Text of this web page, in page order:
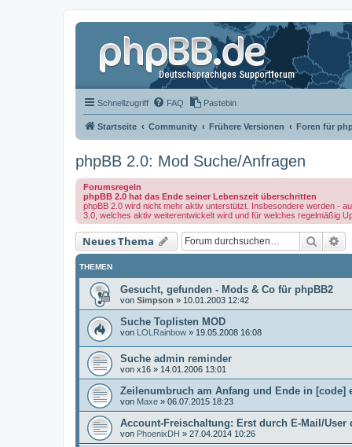
Schnellzugriff FAQ Pastebin
Startseite Community Frühere Versionen Foren für
phpBB 2.0: Mod Suche/Anfragen
Forumsregeln
phpBB 2.0 hat das Ende seiner Lebenszeit überschritten
phpBB 2.0 wird nicht mehr aktiv unterstützt. Insbesondere werden -
3.0, welches aktiv weiterentwickelt wird und für welches regelmäßig
Neues Thema Suche
THEMEN
Gesucht, gefunden - Mods & Co für phpBB2
von Simpson » 10.01.2003 12:42
Suche Toplisten MOD
von LOLRainbow » 19.05.2008 16:08
Suche admin reminder
von x16 » 14.01.2006 13:01
Zeilenumbruch am Anfang und Ende in [code]
von Maxe » 06.07.2015 18:23
Account-Freischaltung: Erst durch E-Mail/User
von PhoenixDH » 27.04.2014 10:26